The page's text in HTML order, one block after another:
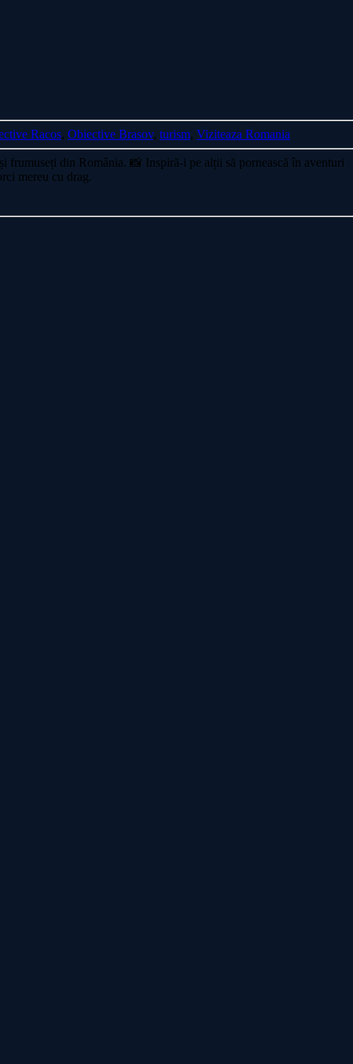
Racos, Obiective Brasov, turism, Viziteaza Romania
frumuseți din România. 📸 Inspiră-i pe alții să pornească în aventuri
mereu cu drag.